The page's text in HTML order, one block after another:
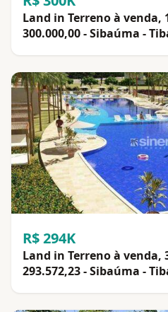
Land in Terreno à venda,
300.000,00 - Sibaúma -
R$ 294K
Land in Terreno à venda,
293.572,23 - Sibaúma -